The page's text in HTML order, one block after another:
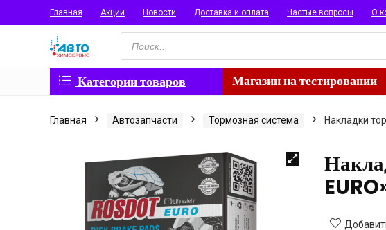
Главная Акции Новости Доставка и оплата Частые вопросы О
Поиск
товаров
Категории товаров Магазин на тестировании
Главная Автозапчасти Тормозная система Накладки